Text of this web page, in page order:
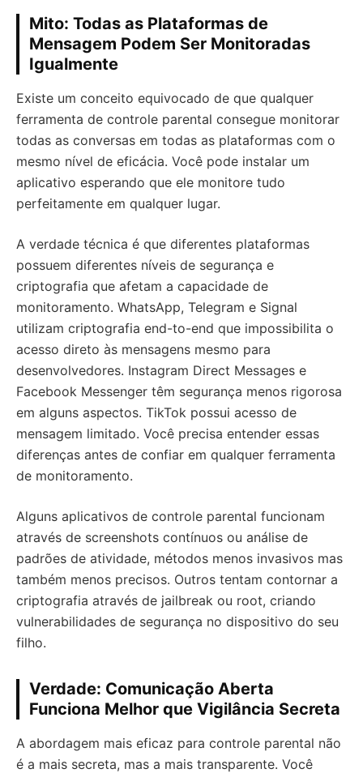
Mito: Todas as Plataformas de
Mensagem Podem Ser Monitoradas
Igualmente
Existe um conceito equivocado de que qualquer
ferramenta de controle parental consegue monitorar
todas as conversas em todas as plataformas com o
mesmo nível de eficácia. Você pode instalar um
aplicativo esperando que ele monitore tudo
perfeitamente em qualquer lugar.
A verdade técnica é que diferentes plataformas
possuem diferentes níveis de segurança e
criptografia que afetam a capacidade de
monitoramento. WhatsApp, Telegram e Signal
utilizam criptografia end-to-end que impossibilita o
acesso direto às mensagens mesmo para
desenvolvedores. Instagram Direct Messages e
Facebook Messenger têm segurança menos rigorosa
em alguns aspectos. TikTok possui acesso de
mensagem limitado. Você precisa entender essas
diferenças antes de confiar em qualquer ferramenta
de monitoramento.
Alguns aplicativos de controle parental funcionam
através de screenshots contínuos ou análise de
padrões de atividade, métodos menos invasivos mas
também menos precisos. Outros tentam contornar a
criptografia através de jailbreak ou root, criando
vulnerabilidades de segurança no dispositivo do seu
filho.
Verdade: Comunicação Aberta
Funciona Melhor que Vigilância Secreta
A abordagem mais eficaz para controle parental não
é a mais secreta, mas a mais transparente. Você